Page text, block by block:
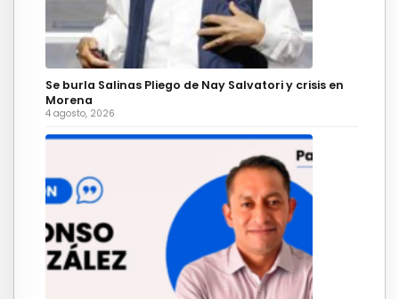
Se burla Salinas Pliego de Nay Salvatori y crisis en
Morena
4 agosto, 2026